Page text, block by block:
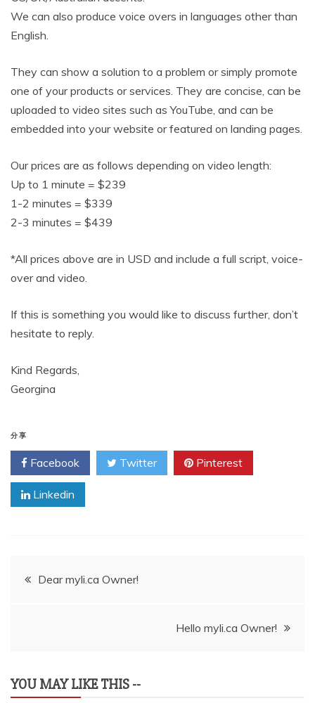
We can also produce voice overs in languages other than
English.
They can show a solution to a problem or simply promote
one of your products or services. They are concise, can be
uploaded to video sites such as YouTube, and can be
embedded into your website or featured on landing pages.
Our prices are as follows depending on video length:
Up to 1 minute = $239
1-2 minutes = $339
2-3 minutes = $439
*All prices above are in USD and include a full script, voice-
over and video.
If this is something you would like to discuss further, don’t
hesitate to reply.
Kind Regards,
Georgina
分享
Facebook Twitter Pinterest
Linkedin
文
航
Dear myli.ca Owner!
Hello myli.ca Owner!
YOU MAY LIKE THIS --